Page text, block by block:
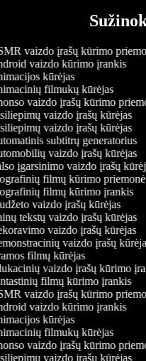
vaizdo įrašų kūrimo
vaizdo kūrimo įrankis
kūrėjas
filmukų kūrėjas
vaizdo įrašų kūrimo
vaizdo įrašų kūrėjas
vaizdo įrašų kūrėjas
subtitrų generatorius
vaizdo įrašų kūrėjas
įgarsinimo vaizdo įrašų
filmų kūrimo priemonė
filmų kūrimo įrankis
vaizdo įrašų kūrėjas
tekstų vaizdo įrašų kūrėjas
vaizdo įrašų kūrėjas
vaizdo įrašų
filmų kūrėjas
vaizdo įrašų kūrimo
filmų kūrimo įrankis
vaizdo įrašų kūrimo
vaizdo kūrimo įrankis
kūrėjas
filmukų kūrėjas
vaizdo įrašų kūrimo
vaizdo įrašų kūrėjas